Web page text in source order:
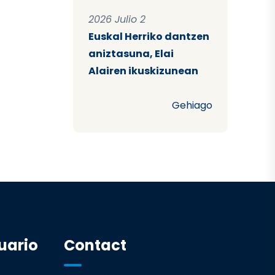
2026 Julio 2
Euskal Herriko dantzen
aniztasuna, Elai
Alairen ikuskizunean
Gehiago
Contact